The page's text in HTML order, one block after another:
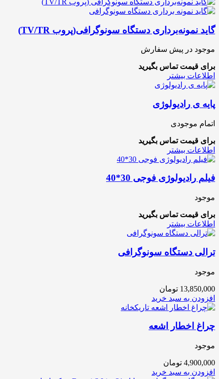
گاید نمونه‌برداری دستگاه سونوگرافی(پروب TV/TR)
موجود در پیش سفارش
برای قیمت تماس بگیرید
اطلاعات بیشتر
پایه ی رادیولوژی
اتمام موجودی
برای قیمت تماس بگیرید
اطلاعات بیشتر
فیلم رادیولوژی فوجی 30*40
موجود
برای قیمت تماس بگیرید
اطلاعات بیشتر
ترالی دستگاه سونوگرافی
موجود
13,850,000 تومان
افزودن به سبد خرید
چراغ اخطار اشعه
موجود
4,900,000 تومان
افزودن به سبد خرید